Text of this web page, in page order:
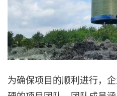
为确保项目的顺利进行，